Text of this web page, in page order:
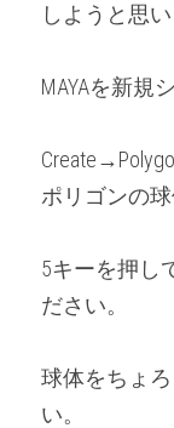
しようと思い
MAYAを新規
ポリゴンの
5キーを押し
ださい。
球体をちょ
い。